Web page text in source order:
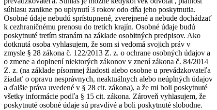
súhlasu zanikne po uplynutí 3 rokov odo dňa jeho poskytnutia.
Osobné údaje nebudú sprístupnené, zverejnené a nebude dochádzať
k cezhraničnému prenosu do tretích krajín. Osobné údaje budú
poskytnuté tretím stranám na základe osobitných predpisov. Ako
dotknutá osoba vyhlasujem, že som si vedomá svojich práv v
zmysle § 28 zákona č. 122/2013 Z. z. o ochrane osobných údajov a
o zmene a doplnení niektorých zákonov v znení zákona č. 84/2014
Z. z. (na základe písomnej žiadosti alebo osobne u prevádzkovateľa
žiadať o opravu nesprávnych, neaktuálnych alebo neúplných údajov
a ďalšie práva uvedené v § 28 cit. zákona), a že mi boli poskytnuté
všetky informácie podľa § 15 cit. zákona. Zároveň vyhlasujem, že
poskytnuté osobné údaje sú pravdivé a boli poskytnuté slobodne.